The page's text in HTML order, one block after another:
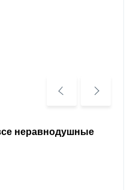
неравнодушные